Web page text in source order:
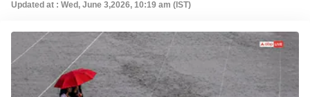
Updated at : Wed, June 3,2026, 10:19 am (IST)